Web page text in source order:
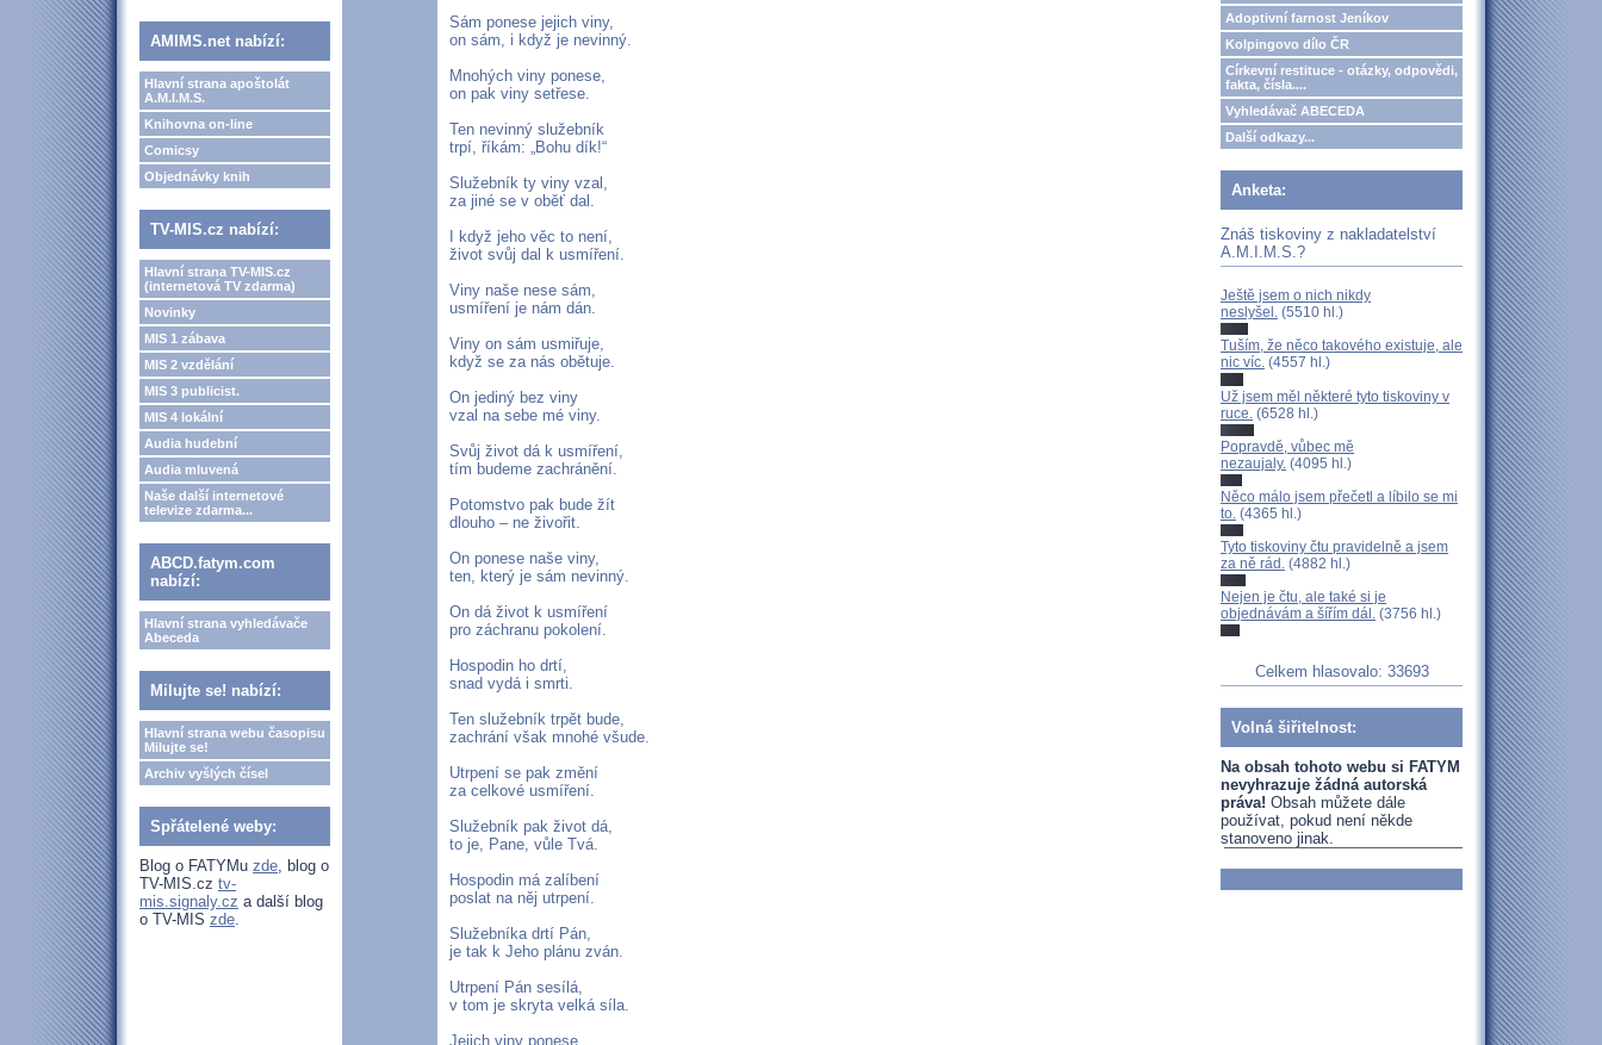
AMIMS.net nabízí:
Hlavní strana apoštolát
A.M.I.M.S.
Knihovna on-line
Comicsy
Objednávky knih
TV-MIS.cz nabízí:
Hlavní strana TV-MIS.cz
(internetová TV zdarma)
Novinky
MIS 1 zábava
MIS 2 vzdělání
MIS 3 publicist.
MIS 4 lokální
Audia hudební
Audia mluvená
Naše další internetové
televize zdarma...
ABCD.fatym.com
nabízí:
Hlavní strana vyhledávače
Abeceda
Milujte se! nabízí:
Hlavní strana webu časopisu
Milujte se!
Archiv vyšlých čísel
Spřátelené weby:
Blog o FATYMu zde, blog o
TV-MIS.cz tv-
mis.signaly.cz a další blog
o TV-MIS zde.
Sám ponese jejich viny,
on sám, i když je nevinný.
Mnohých viny ponese,
on pak viny setřese.
Ten nevinný služebník
trpí, říkám: „Bohu dík!“
Služebník ty viny vzal,
za jiné se v oběť dal.
I když jeho věc to není,
život svůj dal k usmíření.
Viny naše nese sám,
usmíření je nám dán.
Viny on sám usmiřuje,
když se za nás obětuje.
On jediný bez viny
vzal na sebe mé viny.
Svůj život dá k usmíření,
tím budeme zachránění.
Potomstvo pak bude žít
dlouho – ne živořit.
On ponese naše viny,
ten, který je sám nevinný.
On dá život k usmíření
pro záchranu pokolení.
Hospodin ho drtí,
snad vydá i smrti.
Ten služebník trpět bude,
zachrání však mnohé všude.
Utrpení se pak změní
za celkové usmíření.
Služebník pak život dá,
to je, Pane, vůle Tvá.
Hospodin má zalíbení
poslat na něj utrpení.
Služebníka drtí Pán,
je tak k Jeho plánu zván.
Utrpení Pán sesílá,
v tom je skryta velká síla.
Jejich viny ponese,
Adoptivní farnost Jeníkov
Kolpingovo dílo ČR
Církevní restituce - otázky, odpovědi,
fakta, čísla....
Vyhledávač ABECEDA
Další odkazy...
Anketa:
Znáš tiskoviny z nakladatelství
A.M.I.M.S.?
Ještě jsem o nich nikdy
neslyšel. (5510 hl.)
Tuším, že něco takového existuje, ale
nic víc. (4557 hl.)
Už jsem měl některé tyto tiskoviny v
ruce. (6528 hl.)
Popravdě, vůbec mě
nezaujaly. (4095 hl.)
Něco málo jsem přečetl a líbilo se mi
to. (4365 hl.)
Tyto tiskoviny čtu pravidelně a jsem
za ně rád. (4882 hl.)
Nejen je čtu, ale také si je
objednávám a šířím dál. (3756 hl.)
Celkem hlasovalo: 33693
Volná šiřitelnost:
Na obsah tohoto webu si FATYM
nevyhrazuje žádná autorská
práva! Obsah můžete dále
používat, pokud není někde
stanoveno jinak.